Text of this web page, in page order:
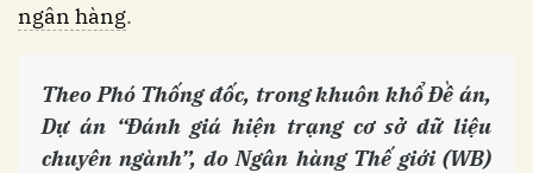
ngân hàng.
Theo Phó Thống đốc, trong khuôn khổ Đề án,
Dự án “Đánh giá hiện trạng cơ sở dữ liệu
chuyên ngành”, do Ngân hàng Thế giới (WB)